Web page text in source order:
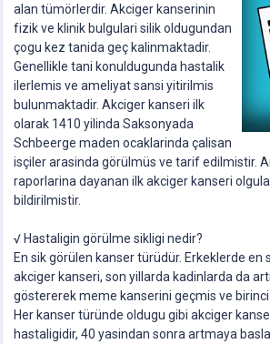
alan tümörlerdir. Akciger kanserinin
fizik ve klinik bulgulari silik oldugundan
çogu kez tanida geç kalinmaktadir.
Genellikle tani konuldugunda hastalik
ilerlemis ve ameliyat sansi yitirilmis
bulunmaktadir. Akciger kanseri ilk
olarak 1410 yilinda Saksonyada
Schbeerge maden ocaklarinda çalisan
isçiler arasinda görülmüs ve tarif edilmistir.
raporlarina dayanan ilk akciger kanseri
bildirilmistir.
√ Hastaligin görülme sikligi nedir?
En sik görülen kanser türüdür. Erkeklerde en
akciger kanseri, son yillarda kadinlarda da
göstererek meme kanserini geçmis ve
Her kanser türünde oldugu gibi akciger
hastaligidir, 40 yasindan sonra artmaya